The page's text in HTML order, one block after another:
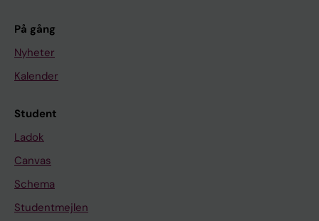
På gång
Nyheter
Kalender
Student
Ladok
Canvas
Schema
Studentmejlen